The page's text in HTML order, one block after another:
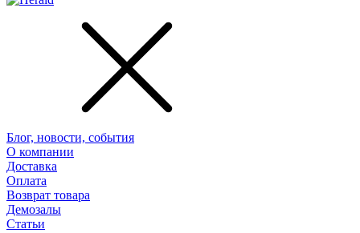
Блог, новости, события
О компании
Доставка
Оплата
Возврат товара
Демозалы
Статьи